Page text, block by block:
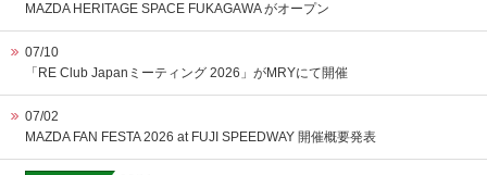
MAZDA HERITAGE SPACE FUKAGAWA がオープン
07/10
「RE Club Japanミーティング 2026」がMRYにて開催
07/02
MAZDA FAN FESTA 2026 at FUJI SPEEDWAY 開催概要発表